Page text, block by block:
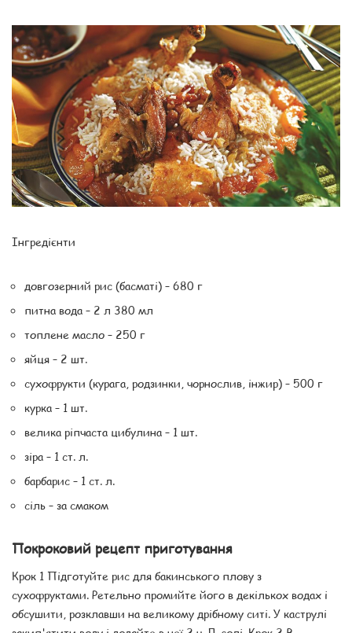
Інгредієнти
довгозерний рис (басматі) – 680 г
питна вода – 2 л 380 мл
топлене масло – 250 г
яйця – 2 шт.
сухофрукти (курага, родзинки, чорнослив, інжир) – 500 г
курка – 1 шт.
велика ріпчаста цибулина – 1 шт.
зіра – 1 ст. л.
барбарис – 1 ст. л.
сіль – за смаком
Покроковий рецепт приготування
Крок 1 Підготуйте рис для бакинського плову з
сухофруктами. Ретельно промийте його в декількох водах і
обсушити, розклавши на великому дрібному ситі. У каструлі